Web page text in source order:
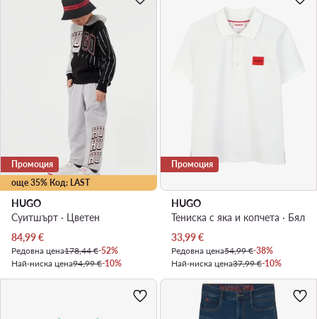
още 35% Код: LAST
Промоция
HUGO
Суитшърт · Цветен
Актуална цена
84,99€
Редовна цена178,44 €-52%
Най-ниска цена94,99 €-10%
Промоция
HUGO
Тениска с яка и копчета · Бял
Актуална цена
33,99€
Редовна цена54,99 €-38%
Най-ниска цена37,99 €-10%